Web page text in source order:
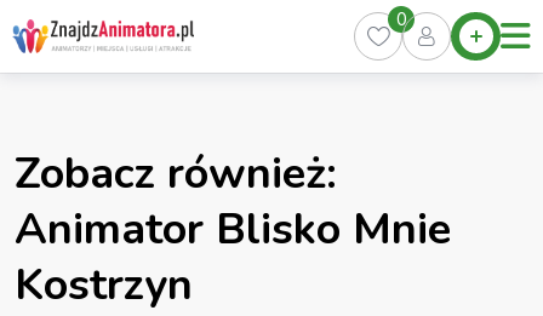
Skip
to
content
Home
Oferty
Kurs
0
Zobacz również:
Animator Blisko Mnie
Kostrzyn